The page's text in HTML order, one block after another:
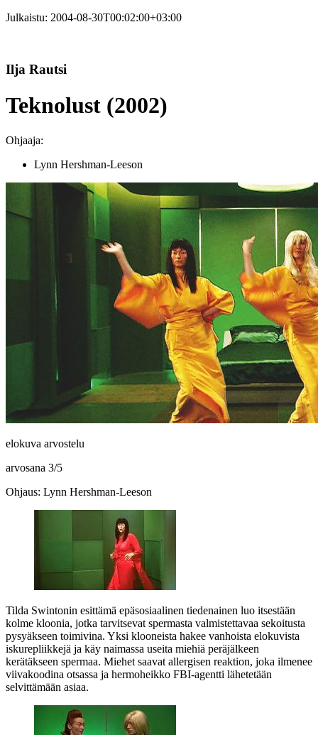
Julkaistu: 2004-08-30T00:02:00+03:00
Ilja Rautsi
Teknolust (2002)
Ohjaaja:
Lynn Hershman-Leeson
elokuva arvostelu
arvosana 3/5
Ohjaus: Lynn Hershman-Leeson
Tilda Swintonin esittämä epäsosiaalinen tiedenainen luo itsestään
kolme kloonia, jotka tarvitsevat spermasta valmistettavaa sekoitusta
pysyäkseen toimivina. Yksi klooneista hakee vanhoista elokuvista
iskurepliikkejä ja käy naimassa useita miehiä peräjälkeen
kerätäkseen spermaa. Miehet saavat allergisen reaktion, joka ilmenee
viivakoodina otsassa ja hermoheikko FBI‑agentti lähetetään
selvittämään asiaa.